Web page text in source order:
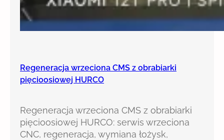
Regeneracja wrzeciona CMS z obrabiarki
pięcioosiowej HURCO
Regeneracja wrzeciona CMS z obrabiarki
pięcioosiowej HURCO: serwis wrzeciona
CNC, regeneracja, wymiana łożysk,